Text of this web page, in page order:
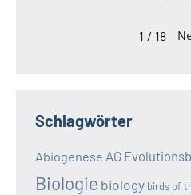
1 / 18
Schlagwörter
Abiogenese AG
Biologie biology birds of